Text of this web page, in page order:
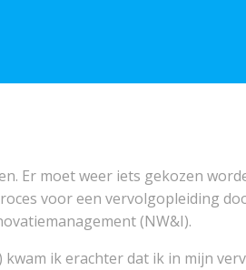
Er moet weer iets gekozen
voor een vervolgopleiding
(NW&I).
ik erachter dat ik in mijn